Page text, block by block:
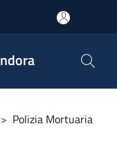
> Polizia Mortuaria